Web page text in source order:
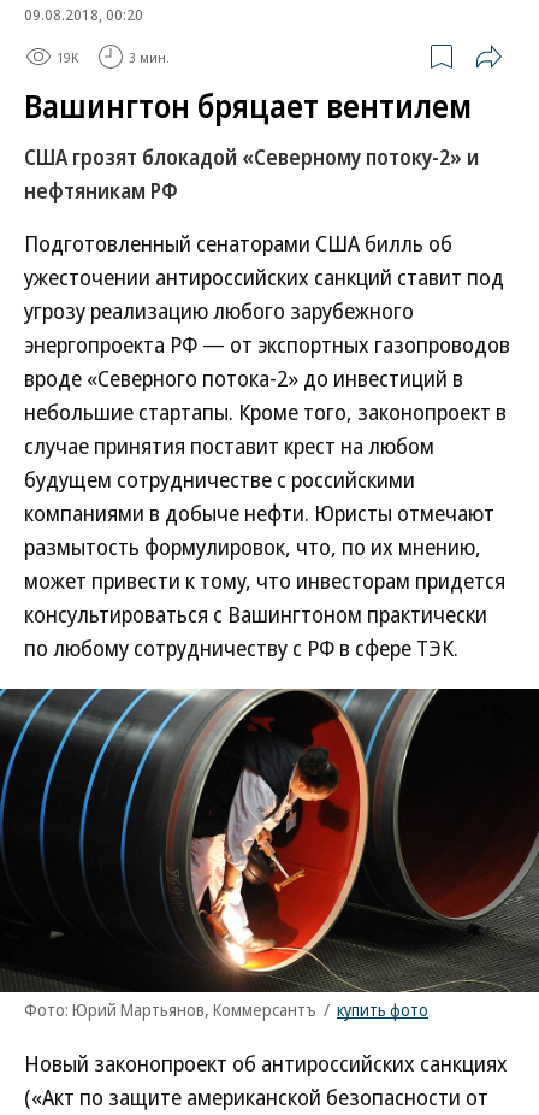
09.08.2018, 00:20
19K 3 мин.
Вашингтон бряцает вентилем
США грозят блокадой «Северному потоку-2» и
нефтяникам РФ
Подготовленный сенаторами США билль об
ужесточении антироссийских санкций ставит под
угрозу реализацию любого зарубежного
энергопроекта РФ — от экспортных газопроводов
вроде «Северного потока-2» до инвестиций в
небольшие стартапы. Кроме того, законопроект в
случае принятия поставит крест на любом
будущем сотрудничестве с российскими
компаниями в добыче нефти. Юристы отмечают
размытость формулировок, что, по их мнению,
может привести к тому, что инвесторам придется
консультироваться с Вашингтоном практически
по любому сотрудничеству с РФ в сфере ТЭК.
Фото: Юрий Мартьянов, Коммерсантъ / купить фото
Новый законопроект об антироссийских санкциях
(«Акт по защите американской безопасности от